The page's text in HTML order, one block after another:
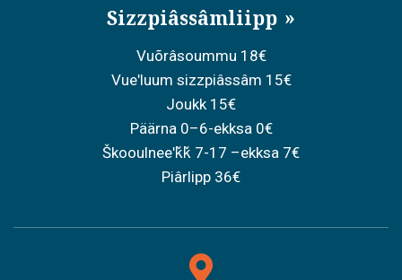
Sizzpiâssâmliipp
Vuõrâsoummu 18€
Vueʹluum sizzpiâssâm 15€
Joukk 15€
Päärna 0–6-ekksa 0€
Škooulneeʹǩǩ 7-17 –ekksa 7€
Piârlipp 36€